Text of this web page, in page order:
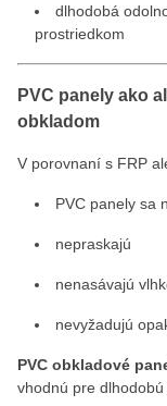
dlhodobá
prostriedkom
PVC panely ako
obkladom
V porovnaní s FRP
PVC panely sa
nepraskajú
nenasávajú
nevyžadujú
PVC obkladové
vhodnú pre